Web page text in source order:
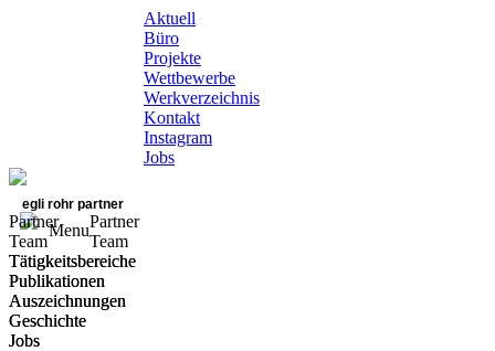
Aktuell
Büro
Projekte
Wettbewerbe
Werkverzeichnis
Kontakt
Instagram
Jobs
egli rohr partner
Menu
Partner
Team
Tätigkeitsbereiche
Publikationen
Auszeichnungen
Geschichte
Jobs
Partner
Team
Tätigkeitsbereiche
Publikationen
Auszeichnungen
Geschichte
Jobs